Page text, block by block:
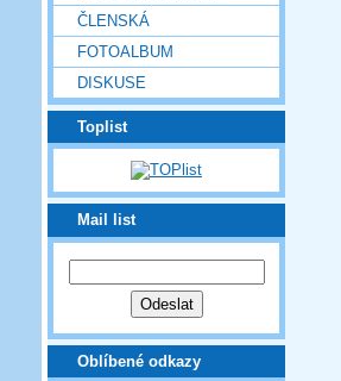
ČLENSKÁ
FOTOALBUM
DISKUSE
Toplist
Mail list
Oblíbené odkazy